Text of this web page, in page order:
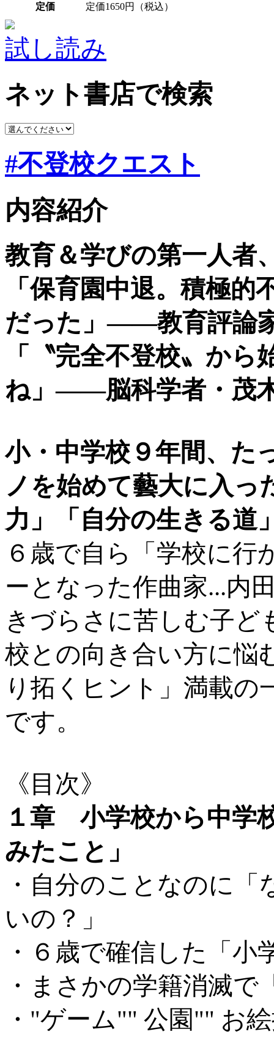
定価
定価1650円（税込）
試し読み
ネット書店で検索
#不登校クエスト
内容紹介
教育＆学びの第一人者
「保育園中退。積極
だった」――教育評論
「〝完全不登校〟か
ね」――脳科学者・茂
小・中学校９年間、た
ノを始めて藝大に入っ
力」「自分の生きる
６歳で自ら「学校に行
ーとなった作曲家...内
きづらさに苦しむ子ど
校との向き合い方に悩
り拓くヒント」満載の
です。
《目次》
１章 小学校から中学
みたこと」
・自分のことなのに
いの？」
・６歳で確信した「
・まさかの学籍消滅で
・"ゲーム"" 公園"" お